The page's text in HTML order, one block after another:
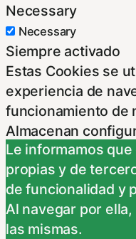
Le informamos
propias y de
de funcionalidad y
Al navegar por
las mismas.
Necessary
Necessary
Siempre activado
Estas Cookies se
experiencia de
funcionamiento de
Almacenan
que no tenga que
que nos visite.
dirigirte a nuestra
Non-necessary
Non-necessary